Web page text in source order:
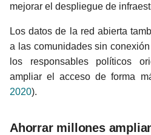
mejorar el despliegue de
Los datos de la red abierta
a las comunidades sin
los responsables políticos
ampliar el acceso de forma
2020).
Ahorrar millones